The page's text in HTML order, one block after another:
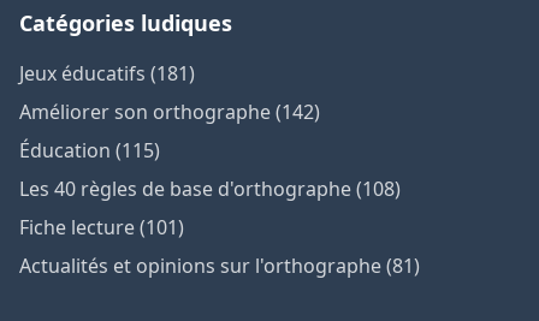
Catégories ludiques
Jeux éducatifs (181)
Améliorer son orthographe (142)
Éducation (115)
Les 40 règles de base d'orthographe (108)
Fiche lecture (101)
Actualités et opinions sur l'orthographe (81)